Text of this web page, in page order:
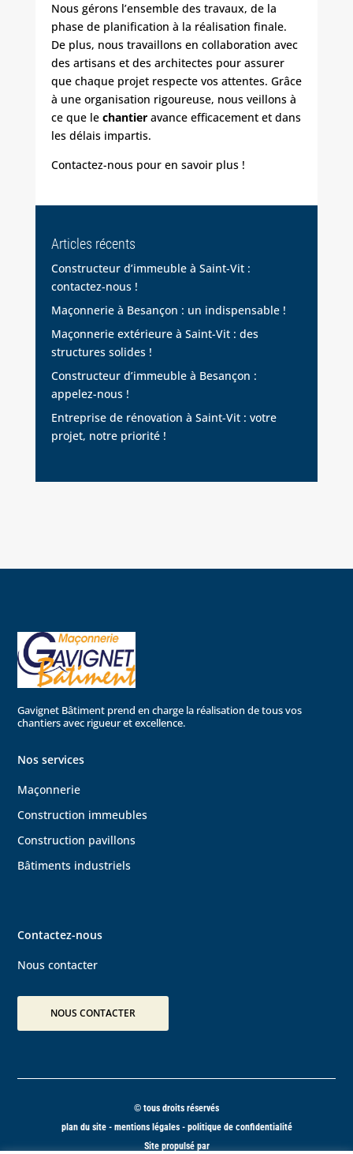
Nous gérons l’ensemble des travaux, de la
phase de planification à la réalisation finale.
De plus, nous travaillons en collaboration avec
des artisans et des architectes pour assurer
que chaque projet respecte vos attentes. Grâce
à une organisation rigoureuse, nous veillons à
ce que le chantieravance efficacement et dans
les délais impartis.
Contactez-nouspour en savoir plus !
Articles récents
Constructeur d’immeuble à Saint-Vit :
contactez-nous !
Maçonnerie à Besançon : un indispensable !
Maçonnerie extérieure à Saint-Vit : des
structures solides !
Constructeur d’immeuble à Besançon :
appelez-nous !
Entreprise de rénovation à Saint-Vit : votre
projet, notre priorité !
Gavignet Bâtiment prend en charge la réalisation de tous vos
chantiers avec rigueur et excellence.
Nos services
Maçonnerie
Construction immeubles
Construction pavillons
Bâtiments industriels
Contactez-nous
Nous contacter
NOUS CONTACTER
© tous droits réservés
plan du site- mentions légales - politique de confidentialité
Site propulsé par